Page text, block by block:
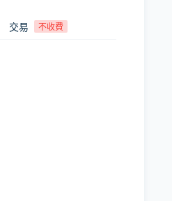
交易 不收費